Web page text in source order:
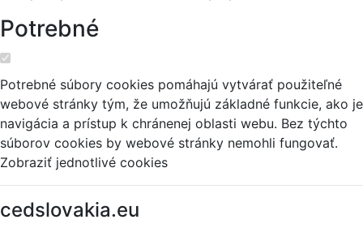
Potrebné
Potrebné súbory cookies pomáhajú vytvárať použiteľné
webové stránky tým, že umožňujú základné funkcie, ako je
navigácia a prístup k chránenej oblasti webu. Bez týchto
súborov cookies by webové stránky nemohli fungovať.
Zobraziť jednotlivé cookies
cedslovakia.eu